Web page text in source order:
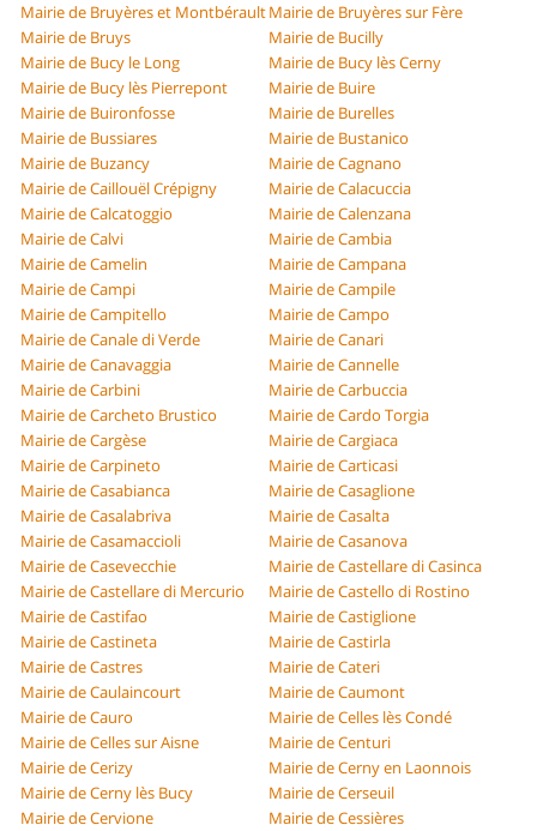
Mairie de Bruyères et MontbéraultMairie de Bruyères sur Fère
Mairie de Bruys
Mairie de Bucilly
Mairie de Bucy le Long
Mairie de Bucy lès Cerny
Mairie de Bucy lès Pierrepont
Mairie de Buire
Mairie de Buironfosse
Mairie de Burelles
Mairie de Bussiares
Mairie de Bustanico
Mairie de Buzancy
Mairie de Cagnano
Mairie de Caillouël Crépigny
Mairie de Calacuccia
Mairie de Calcatoggio
Mairie de Calenzana
Mairie de Calvi
Mairie de Cambia
Mairie de Camelin
Mairie de Campana
Mairie de Campi
Mairie de Campile
Mairie de Campitello
Mairie de Campo
Mairie de Canale di Verde
Mairie de Canari
Mairie de Canavaggia
Mairie de Cannelle
Mairie de Carbini
Mairie de Carbuccia
Mairie de Carcheto Brustico
Mairie de Cardo Torgia
Mairie de Cargèse
Mairie de Cargiaca
Mairie de Carpineto
Mairie de Carticasi
Mairie de Casabianca
Mairie de Casaglione
Mairie de Casalabriva
Mairie de Casalta
Mairie de Casamaccioli
Mairie de Casanova
Mairie de Casevecchie
Mairie de Castellare di Casinca
Mairie de Castellare di Mercurio
Mairie de Castello di Rostino
Mairie de Castifao
Mairie de Castiglione
Mairie de Castineta
Mairie de Castirla
Mairie de Castres
Mairie de Cateri
Mairie de Caulaincourt
Mairie de Caumont
Mairie de Cauro
Mairie de Celles lès Condé
Mairie de Celles sur Aisne
Mairie de Centuri
Mairie de Cerizy
Mairie de Cerny en Laonnois
Mairie de Cerny lès Bucy
Mairie de Cerseuil
Mairie de Cervione
Mairie de Cessières